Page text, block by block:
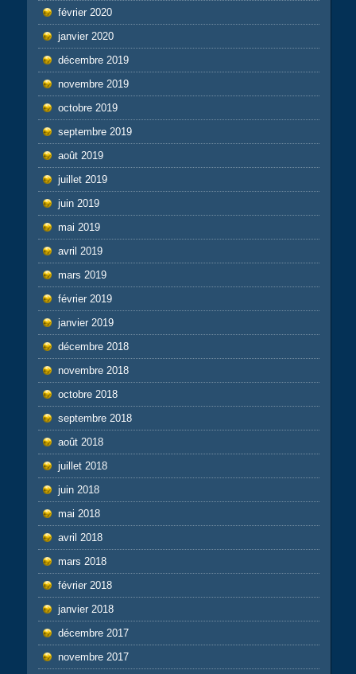
février 2020
janvier 2020
décembre 2019
novembre 2019
octobre 2019
septembre 2019
août 2019
juillet 2019
juin 2019
mai 2019
avril 2019
mars 2019
février 2019
janvier 2019
décembre 2018
novembre 2018
octobre 2018
septembre 2018
août 2018
juillet 2018
juin 2018
mai 2018
avril 2018
mars 2018
février 2018
janvier 2018
décembre 2017
novembre 2017